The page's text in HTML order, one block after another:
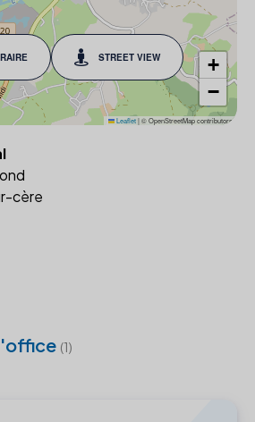
STREET VIEW
+
−
Leaflet|© OpenStreetMap contributors
cère
(1)